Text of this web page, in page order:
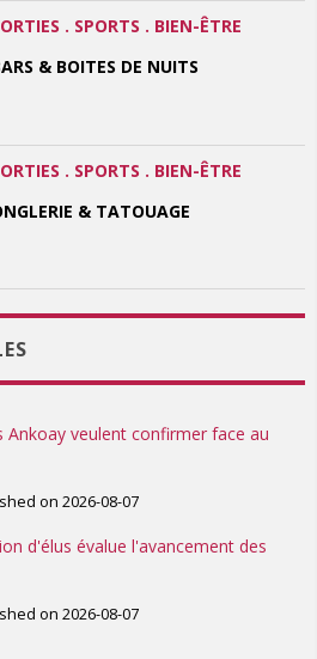
. SPORTS . BIEN-ÊTRE
& BOITES DE NUITS
. SPORTS . BIEN-ÊTRE
& TATOUAGE
Ankoay veulent confirmer face au
on 2026-08-07
d'élus évalue l'avancement des
on 2026-08-07